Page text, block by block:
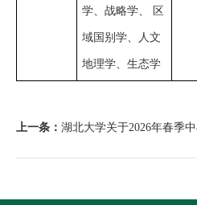
学、战略学、 区
域国别学、人文
地理学、生态学
上一条： 湖北大学关于2026年春季